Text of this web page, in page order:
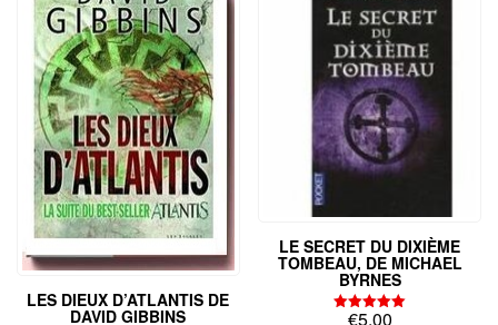
LES DIEUX D’ATLANTIS DE
DAVID GIBBINS
LE SECRET DU DIXIÈME
TOMBEAU, DE MICHAEL
BYRNES
Note
€5,00